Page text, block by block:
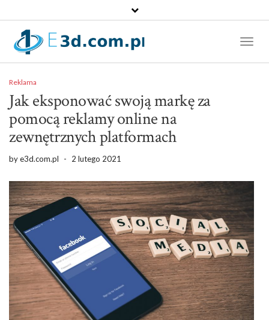
Reklama
Jak eksponować swoją markę za
pomocą reklamy online na
zewnętrznych platformach
bye3d.com.pl - 2 lutego 2021